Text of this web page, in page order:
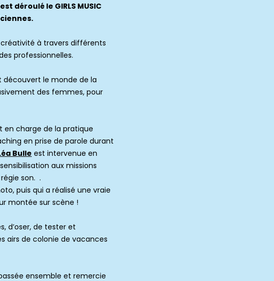
déroulé le GIRLS MUSIC
créativité à travers différents
professionnelles.
découvert le monde de la
des femmes, pour
en charge de la pratique
en prise de parole durant
Bulle est intervenue en
aux missions
son. .
puis qui a réalisé une vraie
montée sur scène !
d’oser, de tester et
airs de colonie de vacances
ensemble et remercie